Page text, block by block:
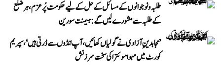
طلبہ و نوجوانوں کے مسائل کے حل کے لیے حکومت پُرعزم، ہر ضلع
کے طلبہ سے مشورے لیں گے: ہیمنت سورین
’مجاہدینِ آزادی نے گولیاں کھائیں، آپ انڈوں سے ڈرتی ہیں‘، سپریم
کورٹ میں مہوا موئترا کی سخت سرزنش